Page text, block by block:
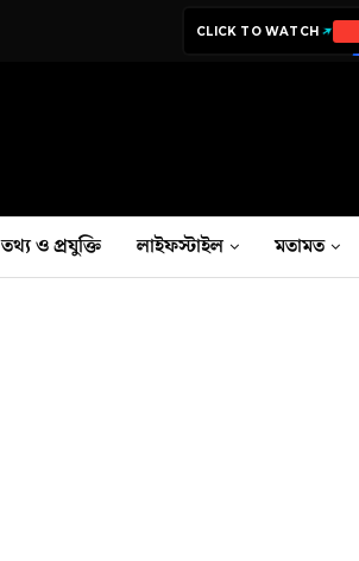
CLICK TO WATCH
তথ‍্য ও প্রযুক্তি লাইফস্টাইল মতামত